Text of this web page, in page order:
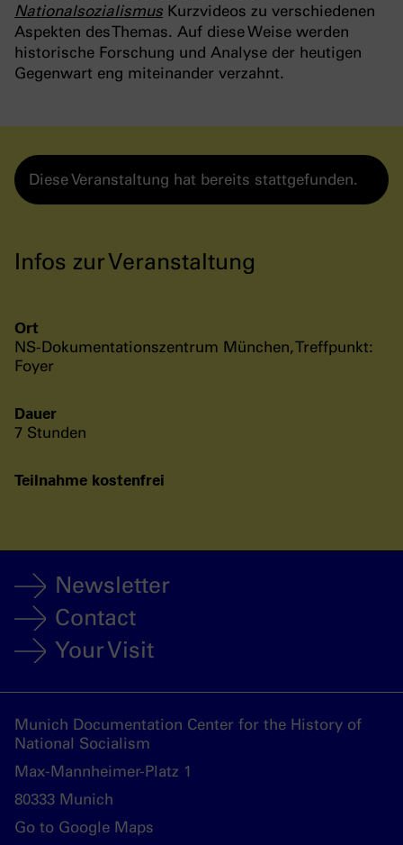
Nationalsozialismus Kurzvideos zu verschiedenen
Aspekten des Themas. Auf diese Weise werden
historische Forschung und Analyse der heutigen
Gegenwart eng miteinander verzahnt.
Diese Veranstaltung hat bereits stattgefunden.
Infos zur Veranstaltung
Ort
NS-Dokumentationszentrum München, Treffpunkt:
Foyer
Dauer
7 Stunden
Teilnahme kostenfrei
Newsletter
Contact
Your Visit
Munich Documentation Center for the History of
National Socialism
Max-Mannheimer-Platz 1
80333 Munich
Go to Google Maps